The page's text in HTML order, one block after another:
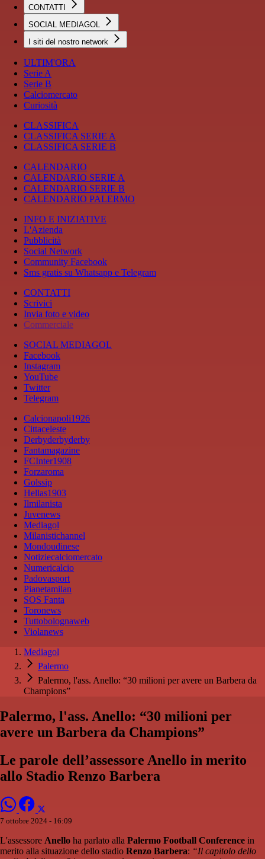
CONTATTI
SOCIAL MEDIAGOL
I siti del nostro network
ULTIM'ORA
Serie A
Serie B
Calciomercato
Curiosità
CLASSIFICA
CLASSIFICA SERIE A
CLASSIFICA SERIE B
CALENDARIO
CALENDARIO SERIE A
CALENDARIO SERIE B
CALENDARIO PALERMO
INFO E INIZIATIVE
L'Azienda
Pubblicità
Social Network
Community Facebook
Sms gratis su Whatsapp e Telegram
CONTATTI
Scrivici
Invia foto e video
Commerciale
SOCIAL MEDIAGOL
Facebook
Instagram
YouTube
Twitter
Telegram
Calcionapoli1926
Cittaceleste
Derbyderbyderby
Fantamagazine
FCInter1908
Forzaroma
Golssip
Hellas1903
Ilmilanista
Juvenews
Mediagol
Milanistichannel
Mondoudinese
Notiziecalciomercato
Numericalcio
Padovasport
Pianetamilan
SOS Fanta
Toronews
Tuttobolognaweb
Violanews
Mediagol
Palermo
Palermo, l'ass. Anello: “30 milioni per avere un Barbera da
Champions”
Palermo, l'ass. Anello: “30 milioni per
avere un Barbera da Champions”
Le parole dell’assessore Anello in merito
allo Stadio Renzo Barbera
7 ottobre 2024 - 16:09
L'assessore Anello ha parlato alla Palermo Football Conference in
merito alla situazione dello stadio Renzo Barbera: “Il capitolo dello